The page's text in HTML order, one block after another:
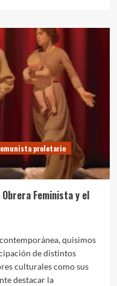
proletario
Feminista y el
quisimos
de distintos
culturales como sus
destacar la